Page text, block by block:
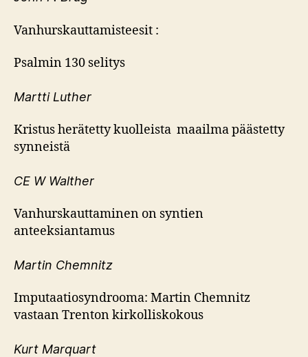
Vanhurskauttamisteesit :
Psalmin 130 selitys
Martti Luther
Kristus herätetty kuolleista maailma päästetty
synneistä
CE W Walther
Vanhurskauttaminen on syntien
anteeksiantamus
Martin Chemnitz
Imputaatiosyndrooma: Martin Chemnitz
vastaan Trenton kirkolliskokous
Kurt Marquart